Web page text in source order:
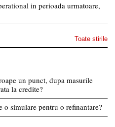
in perioada urmatoare,
Toate stirile
un punct, dupa masurile
la credite?
simulare pentru o refinantare?